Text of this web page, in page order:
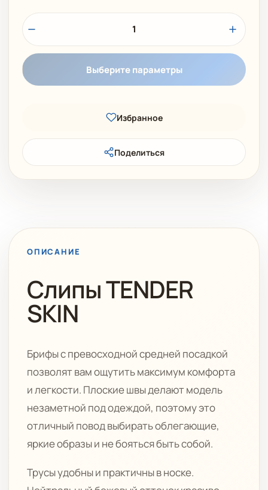
1
Выберите параметры
Избранное
Поделиться
ОПИСАНИЕ
Слипы TENDER
SKIN
Брифы с превосходной средней посадкой
позволят вам ощутить максимум комфорта
и легкости. Плоские швы делают модель
незаметной под одеждой, поэтому это
отличный повод выбирать облегающие,
яркие образы и не бояться быть собой.
Трусы удобны и практичны в носке.